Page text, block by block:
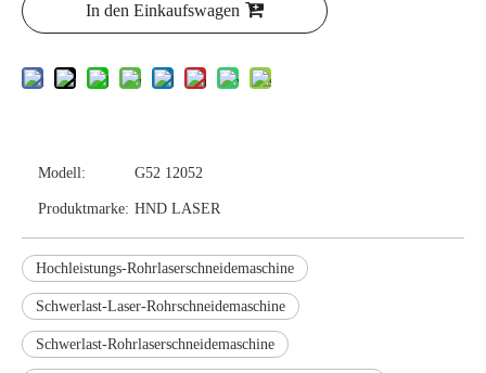
In den Einkaufswagen
Modell: G52 12052
Produktmarke: HND LASER
Hochleistungs-Rohrlaserschneidemaschine
Schwerlast-Laser-Rohrschneidemaschine
Schwerlast-Rohrlaserschneidemaschine